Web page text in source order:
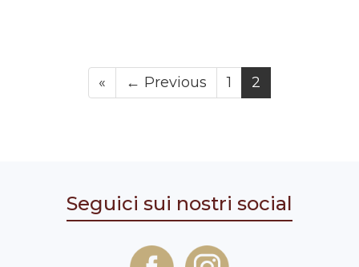
« ← Previous 1 2
Seguici sui nostri social